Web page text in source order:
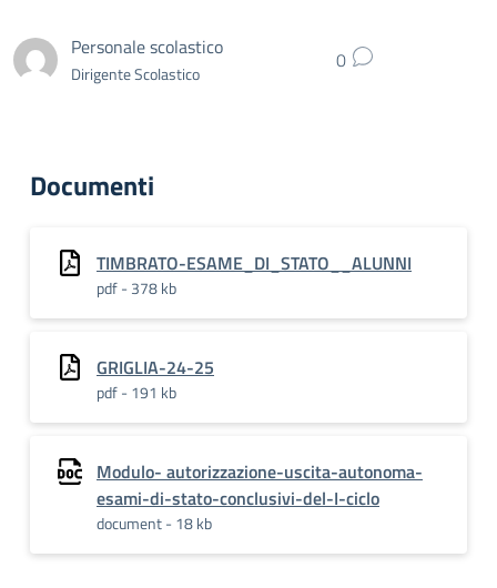
Personale scolastico
Dirigente Scolastico 0
Documenti
TIMBRATO-ESAME_DI_STATO__ALUNNI
pdf - 378 kb
GRIGLIA-24-25
pdf - 191 kb
Modulo- autorizzazione-uscita-autonoma-
esami-di-stato-conclusivi-del-I-ciclo
document - 18 kb